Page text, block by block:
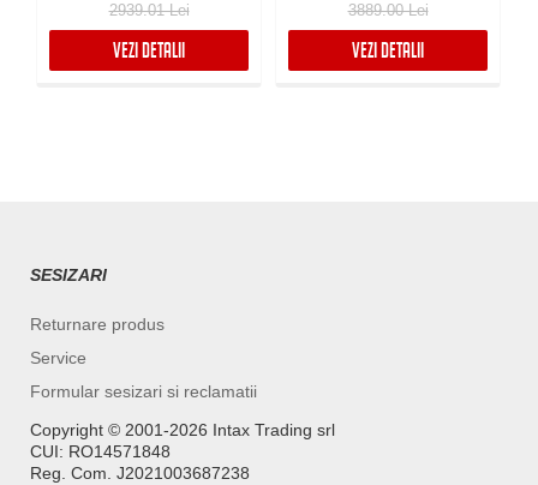
2939.01 Lei
VEZI DETALII
3889.00 Lei
VEZI DETALII
SESIZARI
Returnare produs
Service
Formular sesizari si reclamatii
Copyright ©️ 2001-2026 Intax Trading srl
CUI: RO14571848
Reg. Com. J2021003687238